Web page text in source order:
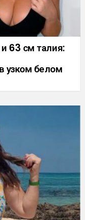
63 см талия:
узком белом